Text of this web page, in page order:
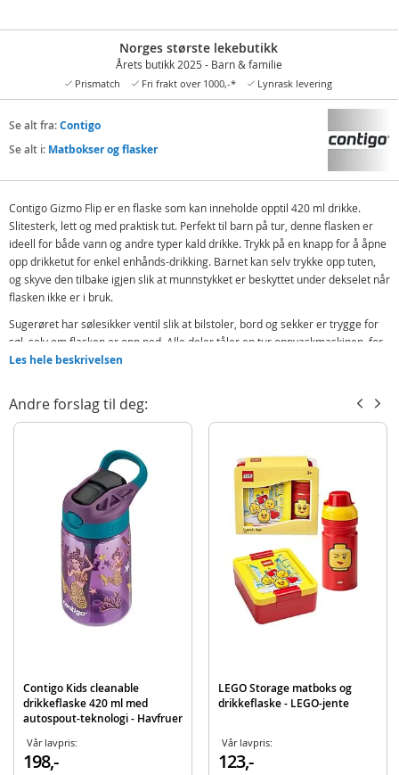
Norges største lekebutikk
Årets butikk 2025 - Barn & familie
Prismatch Fri frakt over 1000,-* Lynrask levering
Se alt fra:Contigo
Se alt i: Matbokser og flasker
Contigo Gizmo Flip er en flaske som kan inneholde opptil 420 ml drikke.
Slitesterk, lett og med praktisk tut. Perfekt til barn på tur, denne flasken er
ideell for både vann og andre typer kald drikke. Trykk på en knapp for å åpne
opp drikketut for enkel enhånds-drikking. Barnet kan selv trykke opp tuten,
og skyve den tilbake igjen slik at munnstykket er beskyttet under dekselet når
flasken ikke er i bruk.
Sugerøret har sølesikker ventil slik at bilstoler, bord og sekker er trygge for
søl, selv om flasken er opp ned. Alle deler tåler en tur oppvaskmaskinen, for
enkel rengjøring. Lokket kan demonteres slik at man kommer til overalt.
Gir ikke fra seg lukt eller smak
Beskyttende tut mot bakterier og skitt
Materiale: BPA-fri plast
Autospout - 100% sølesikker teknologi
Tåler oppvaskmaskin
Skal ikke brukes til varm drikke
Passer fra 3 år og oppover
Produktdetaljer
Les hele beskrivelsen
Andre forslag til deg:
Contigo Kids cleanable
drikkeflaske 420 ml med
autospout-teknologi - Havfruer
Vår lavpris:
198,-
LEGO Storage matboks og
drikkeflaske - LEGO-jente
Vår lavpris:
123,-